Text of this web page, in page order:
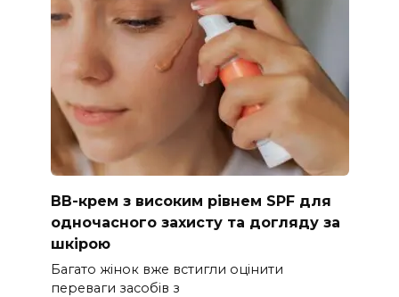
ВВ-крем з високим рівнем SPF для
одночасного захисту та догляду за
шкірою
Багато жінок вже встигли оцінити
переваги засобів з